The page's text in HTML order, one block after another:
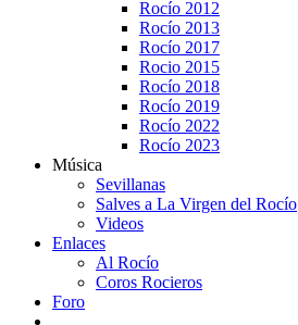
Rocío 2012
Rocío 2013
Rocío 2017
Rocio 2015
Rocío 2018
Rocío 2019
Rocío 2022
Rocío 2023
Música
Sevillanas
Salves a La Virgen del Rocío
Videos
Enlaces
Al Rocío
Coros Rocieros
Foro